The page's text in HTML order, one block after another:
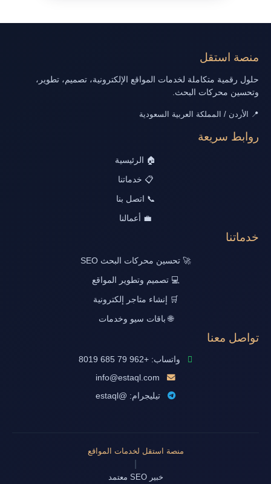
منصة استقل
حلول رقمية متكاملة لخدمات المواقع الإلكترونية، تصميم، تطوير،
وتحسين محركات البحث.
📍 الأردن / المملكة العربية السعودية
روابط سريعة
🏠 الرئيسية
📋 خدماتنا
📞 اتصل بنا
💼 أعمالنا
خدماتنا
🚀 تحسين محركات البحث SEO
💻 تصميم وتطوير المواقع
🛒 إنشاء متاجر إلكترونية
🌐 باقات سيو وخدمات
تواصل معنا
واتساب: +962 79 685 8019
info@estaql.com
تيليجرام: @estaql
منصة استقل لخدمات المواقع
خبير SEO معتمد